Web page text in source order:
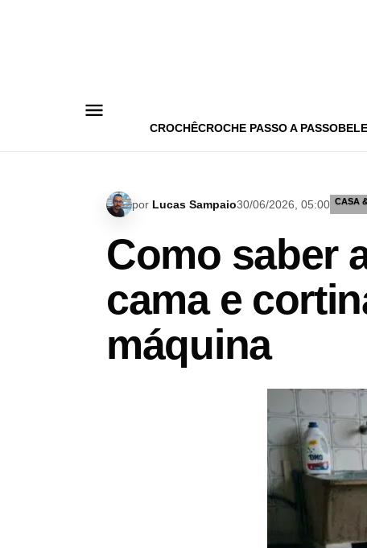
CROCHÊCROCHE PASSO A PASSO
por Lucas Sampaio30/06/2026, 05:00 CASA
Como saber
cama e
máquina